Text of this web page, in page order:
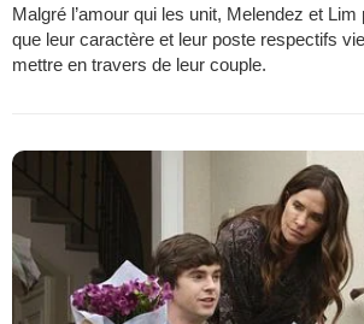
Malgré l’amour qui les unit, Melendez et
que leur caractère et leur poste respectifs
mettre en travers de leur couple.